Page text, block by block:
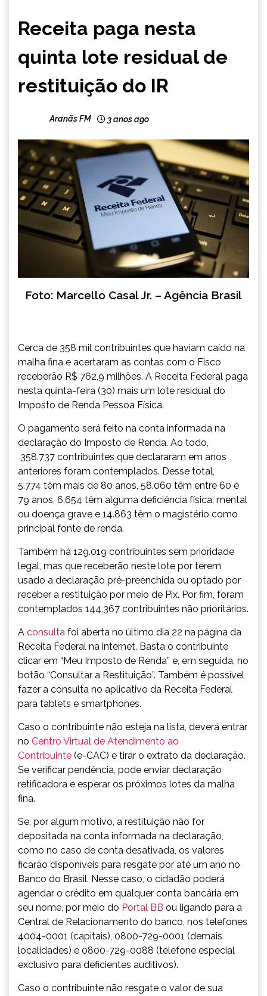
NOTÍCIAS
Receita paga nesta
quinta lote residual de
restituição do IR
Aranãs FM 3 anos ago
Foto: Marcello Casal Jr. – Agência Brasil
Cerca de 358 mil contribuintes que haviam caído na
malha fina e acertaram as contas com o Fisco
receberão R$ 762,9 milhões. A Receita Federal paga
nesta quinta-feira (30) mais um lote residual do
Imposto de Renda Pessoa Física.
O pagamento será feito na conta informada na
declaração do Imposto de Renda. Ao todo,
358.737 contribuintes que declararam em anos
anteriores foram contemplados. Desse total,
5.774 têm mais de 80 anos, 58.060 têm entre 60 e
79 anos, 6.654 têm alguma deficiência física, mental
ou doença grave e 14.863 têm o magistério como
principal fonte de renda.
Também há 129.019 contribuintes sem prioridade
legal, mas que receberão neste lote por terem
usado a declaração pré-preenchida ou optado por
receber a restituição por meio de Pix. Por fim, foram
contemplados 144.367 contribuintes não prioritários.
A consulta foi aberta no último dia 22 na página da
Receita Federal na internet. Basta o contribuinte
clicar em “Meu Imposto de Renda” e, em seguida, no
botão “Consultar a Restituição”. Também é possível
fazer a consulta no aplicativo da Receita Federal
para tablets e smartphones.
Caso o contribuinte não esteja na lista, deverá entrar
no Centro Virtual de Atendimento ao
Contribuinte (e-CAC) e tirar o extrato da declaração.
Se verificar pendência, pode enviar declaração
retificadora e esperar os próximos lotes da malha
fina.
Se, por algum motivo, a restituição não for
depositada na conta informada na declaração,
como no caso de conta desativada, os valores
ficarão disponíveis para resgate por até um ano no
Banco do Brasil. Nesse caso, o cidadão poderá
agendar o crédito em qualquer conta bancária em
seu nome, por meio do Portal BB ou ligando para a
Central de Relacionamento do banco, nos telefones
4004-0001 (capitais), 0800-729-0001 (demais
localidades) e 0800-729-0088 (telefone especial
exclusivo para deficientes auditivos).
Caso o contribuinte não resgate o valor de sua